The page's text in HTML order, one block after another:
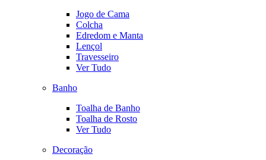
Jogo de Cama
Colcha
Edredom e Manta
Lençol
Travesseiro
Ver Tudo
Banho
Toalha de Banho
Toalha de Rosto
Ver Tudo
Decoração